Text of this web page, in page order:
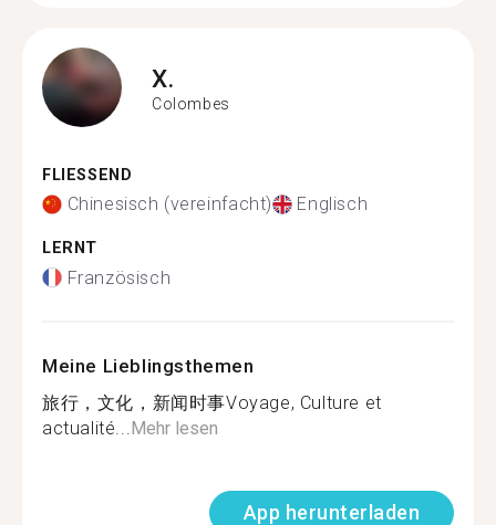
X.
Colombes
FLIESSEND
Chinesisch (vereinfacht) Englisch
LERNT
Französisch
Meine Lieblingsthemen
旅行，文化，新闻时事Voyage, Culture et
actualité... Mehr lesen
App herunterladen